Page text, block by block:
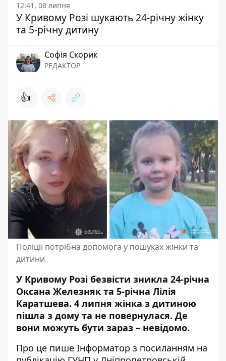
12:41, 08 липня
У Кривому Розі шукають 24-річну жінку
та 5-річну дитину
Софія Скорик
РЕДАКТОР
👍
Поліції потрібна допомога у пошуках жінки та
дитини
У Кривому Розі безвісти зникла 24-річна
Оксана Железняк та 5-річна Лілія
Каратшева. 4 липня жінка з дитиною
пішла з дому та не повернулася. Де
вони можуть бути зараз – невідомо.
Про це пише Інформатор з посиланням на